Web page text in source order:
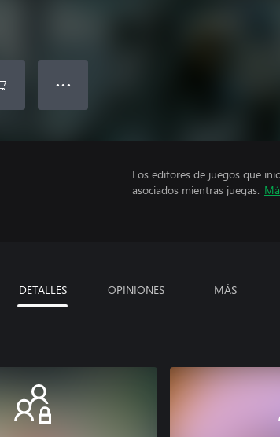
● ● ●
Los editores de juegos que
asociados mientras juegas.
DETALLES OPINIONES MÁS